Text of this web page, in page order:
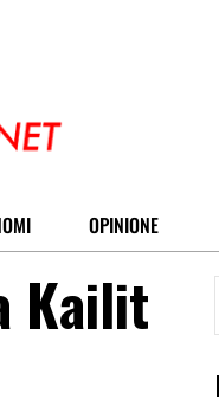
OPINIONE
Kailit